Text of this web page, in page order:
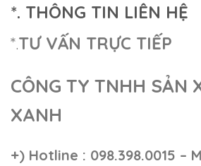
*. THÔNG TIN LIÊN HỆ
*.TƯ VẤN TRỰC TIẾP
CÔNG TY TNHH SẢN
XANH
+) Hotline : 098.398.0015 –